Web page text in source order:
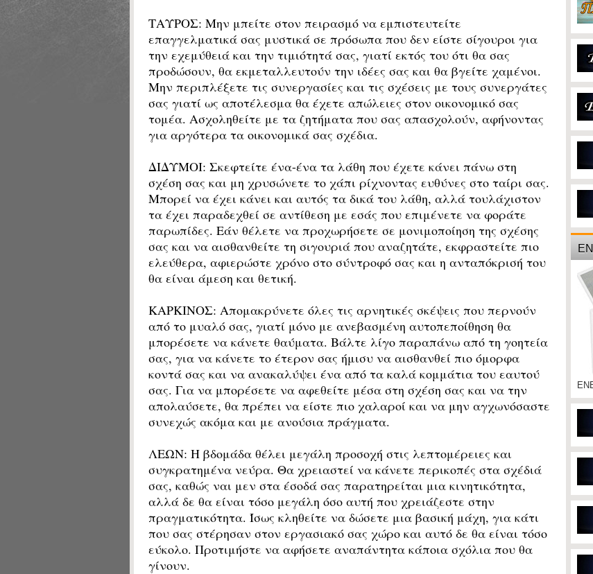
ΤΑΥΡΟΣ: Μην μπείτε στον πειρασμό να εμπιστευτείτε
επαγγελματικά σας μυστικά σε πρόσωπα που δεν είστε σίγουροι για
την εχεμύθειά και την τιμιότητά σας, γιατί εκτός του ότι θα σας
προδώσουν, θα εκμεταλλευτούν την ιδέες σας και θα βγείτε χαμένοι.
Μην περιπλέξετε τις συνεργασίες και τις σχέσεις με τους συνεργάτες
σας γιατί ως αποτέλεσμα θα έχετε απώλειες στον οικονομικό σας
τομέα. Ασχοληθείτε με τα ζητήματα που σας απασχολούν, αφήνοντας
για αργότερα τα οικονομικά σας σχέδια.
ΔΙΔΥΜΟΙ: Σκεφτείτε ένα-ένα τα λάθη που έχετε κάνει πάνω στη
σχέση σας και μη χρυσώνετε το χάπι ρίχνοντας ευθύνες στο ταίρι σας.
Μπορεί να έχει κάνει και αυτός τα δικά του λάθη, αλλά τουλάχιστον
τα έχει παραδεχθεί σε αντίθεση με εσάς που επιμένετε να φοράτε
παρωπίδες. Εάν θέλετε να προχωρήσετε σε μονιμοποίηση της σχέσης
σας και να αισθανθείτε τη σιγουριά που αναζητάτε, εκφραστείτε πιο
ελεύθερα, αφιερώστε χρόνο στο σύντροφό σας και η ανταπόκρισή του
θα είναι άμεση και θετική.
ΚΑΡΚΙΝΟΣ: Απομακρύνετε όλες τις αρνητικές σκέψεις που περνούν
από το μυαλό σας, γιατί μόνο με ανεβασμένη αυτοπεποίθηση θα
μπορέσετε να κάνετε θαύματα. Βάλτε λίγο παραπάνω από τη γοητεία
σας, για να κάνετε το έτερον σας ήμισυ να αισθανθεί πιο όμορφα
κοντά σας και να ανακαλύψει ένα από τα καλά κομμάτια του εαυτού
σας. Για να μπορέσετε να αφεθείτε μέσα στη σχέση σας και να την
απολαύσετε, θα πρέπει να είστε πιο χαλαροί και να μην αγχωνόσαστε
συνεχώς ακόμα και με ανούσια πράγματα.
ΛΕΩΝ: Η βδομάδα θέλει μεγάλη προσοχή στις λεπτομέρειες και
συγκρατημένα νεύρα. Θα χρειαστεί να κάνετε περικοπές στα σχέδιά
σας, καθώς ναι μεν στα έσοδά σας παρατηρείται μια κινητικότητα,
αλλά δε θα είναι τόσο μεγάλη όσο αυτή που χρειάζεστε στην
πραγματικότητα. Ίσως κληθείτε να δώσετε μια βασική μάχη, για κάτι
που σας στέρησαν στον εργασιακό σας χώρο και αυτό δε θα είναι τόσο
εύκολο. Προτιμήστε να αφήσετε αναπάντητα κάποια σχόλια που θα
γίνουν.